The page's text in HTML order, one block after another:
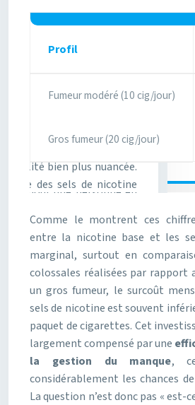
Profil
Fumeur modéré (10 cig/jour)
Gros fumeur (20 cig/jour)
Comme le montrent ces
entre la nicotine base et les
marginal, surtout en
colossales réalisées par rapport
un gros fumeur, le surcoût
sels de nicotine est souvent
paquet de cigarettes. Cet
largement compensé par une
la gestion du manque,
considérablement les chances de
La question n’est donc pas « est-